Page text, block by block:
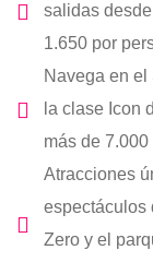
salidas
1.650 por
Navega en el
la clase Icon
más de
Atracciones
espectáculos
Zero y el